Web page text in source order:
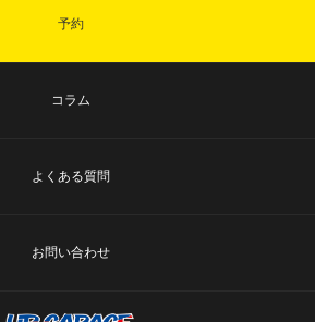
予約
コラム
よくある質問
お問い合わせ